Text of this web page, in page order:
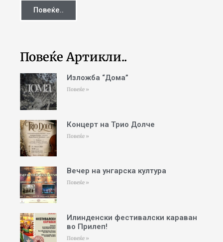
Повеќе..
Повеќе Артикли..
Изложба “Дома”
Повеќе »
Концерт на Трио Долче
Повеќе »
Вечер на унгарска култура
Повеќе »
Илинденски фестивалски караван
во Прилеп!
Повеќе »